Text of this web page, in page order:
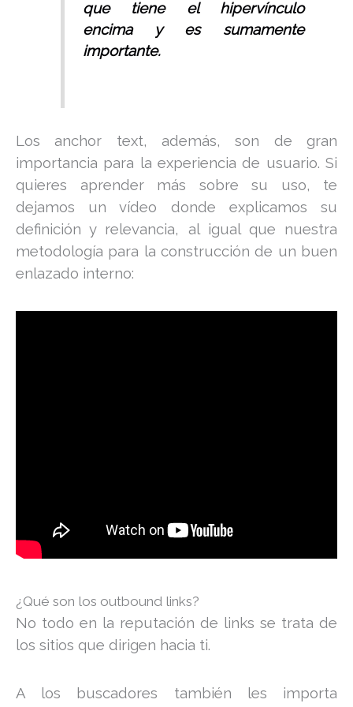
que tiene el hipervínculo
encima y es sumamente
importante.
Los anchor text, además, son de gran
importancia para la experiencia de usuario. Si
quieres aprender más sobre su uso, te
dejamos un vídeo donde explicamos su
definición y relevancia, al igual que nuestra
metodología para la construcción de un buen
enlazado interno:
¿Qué son los outbound links?
No todo en la reputación de links se trata de
los sitios que dirigen hacia ti.
A los buscadores también les importa